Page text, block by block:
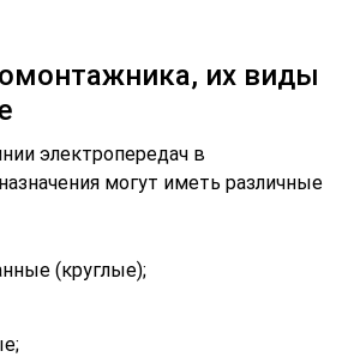
их виды
электропередач в
могут иметь различные
(круглые);